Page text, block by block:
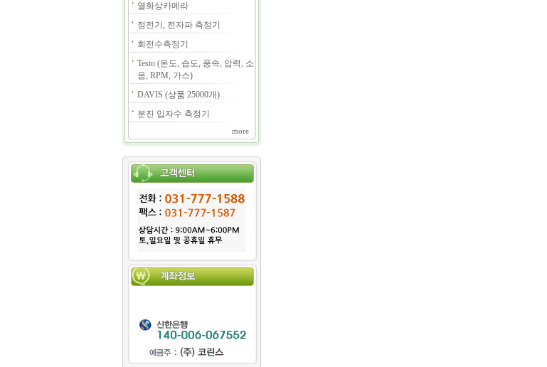
열화상카메라
정전기, 전자파 측정기
회전수측정기
Testo (온도, 습도, 풍속, 압력, 소
음, RPM, 가스)
DAVIS (상품 25000개)
분진 입자수 측정기
more